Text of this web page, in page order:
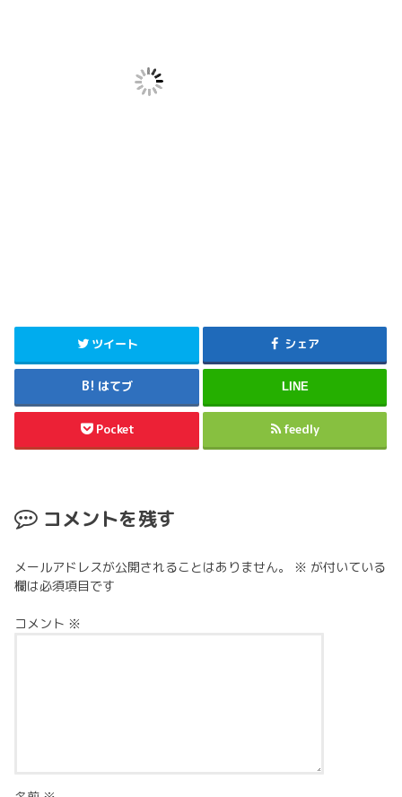
ツイート シェア
はてブ LINE
Pocket feedly
コメントを残す
メールアドレスが公開されることはありません。 ※ が付いている
欄は必須項目です
コメント ※